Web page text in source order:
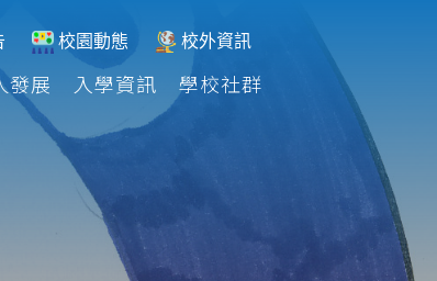
校園動態 校外資訊
發展 入學資訊 學校社群